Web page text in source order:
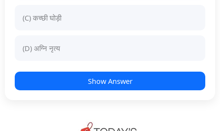
(C) कच्छी घोड़ी
(D) अग्नि नृत्य
Show Answer